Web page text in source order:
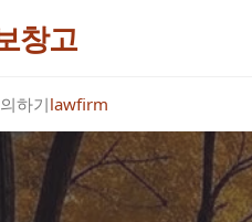
창고
하기lawfirm